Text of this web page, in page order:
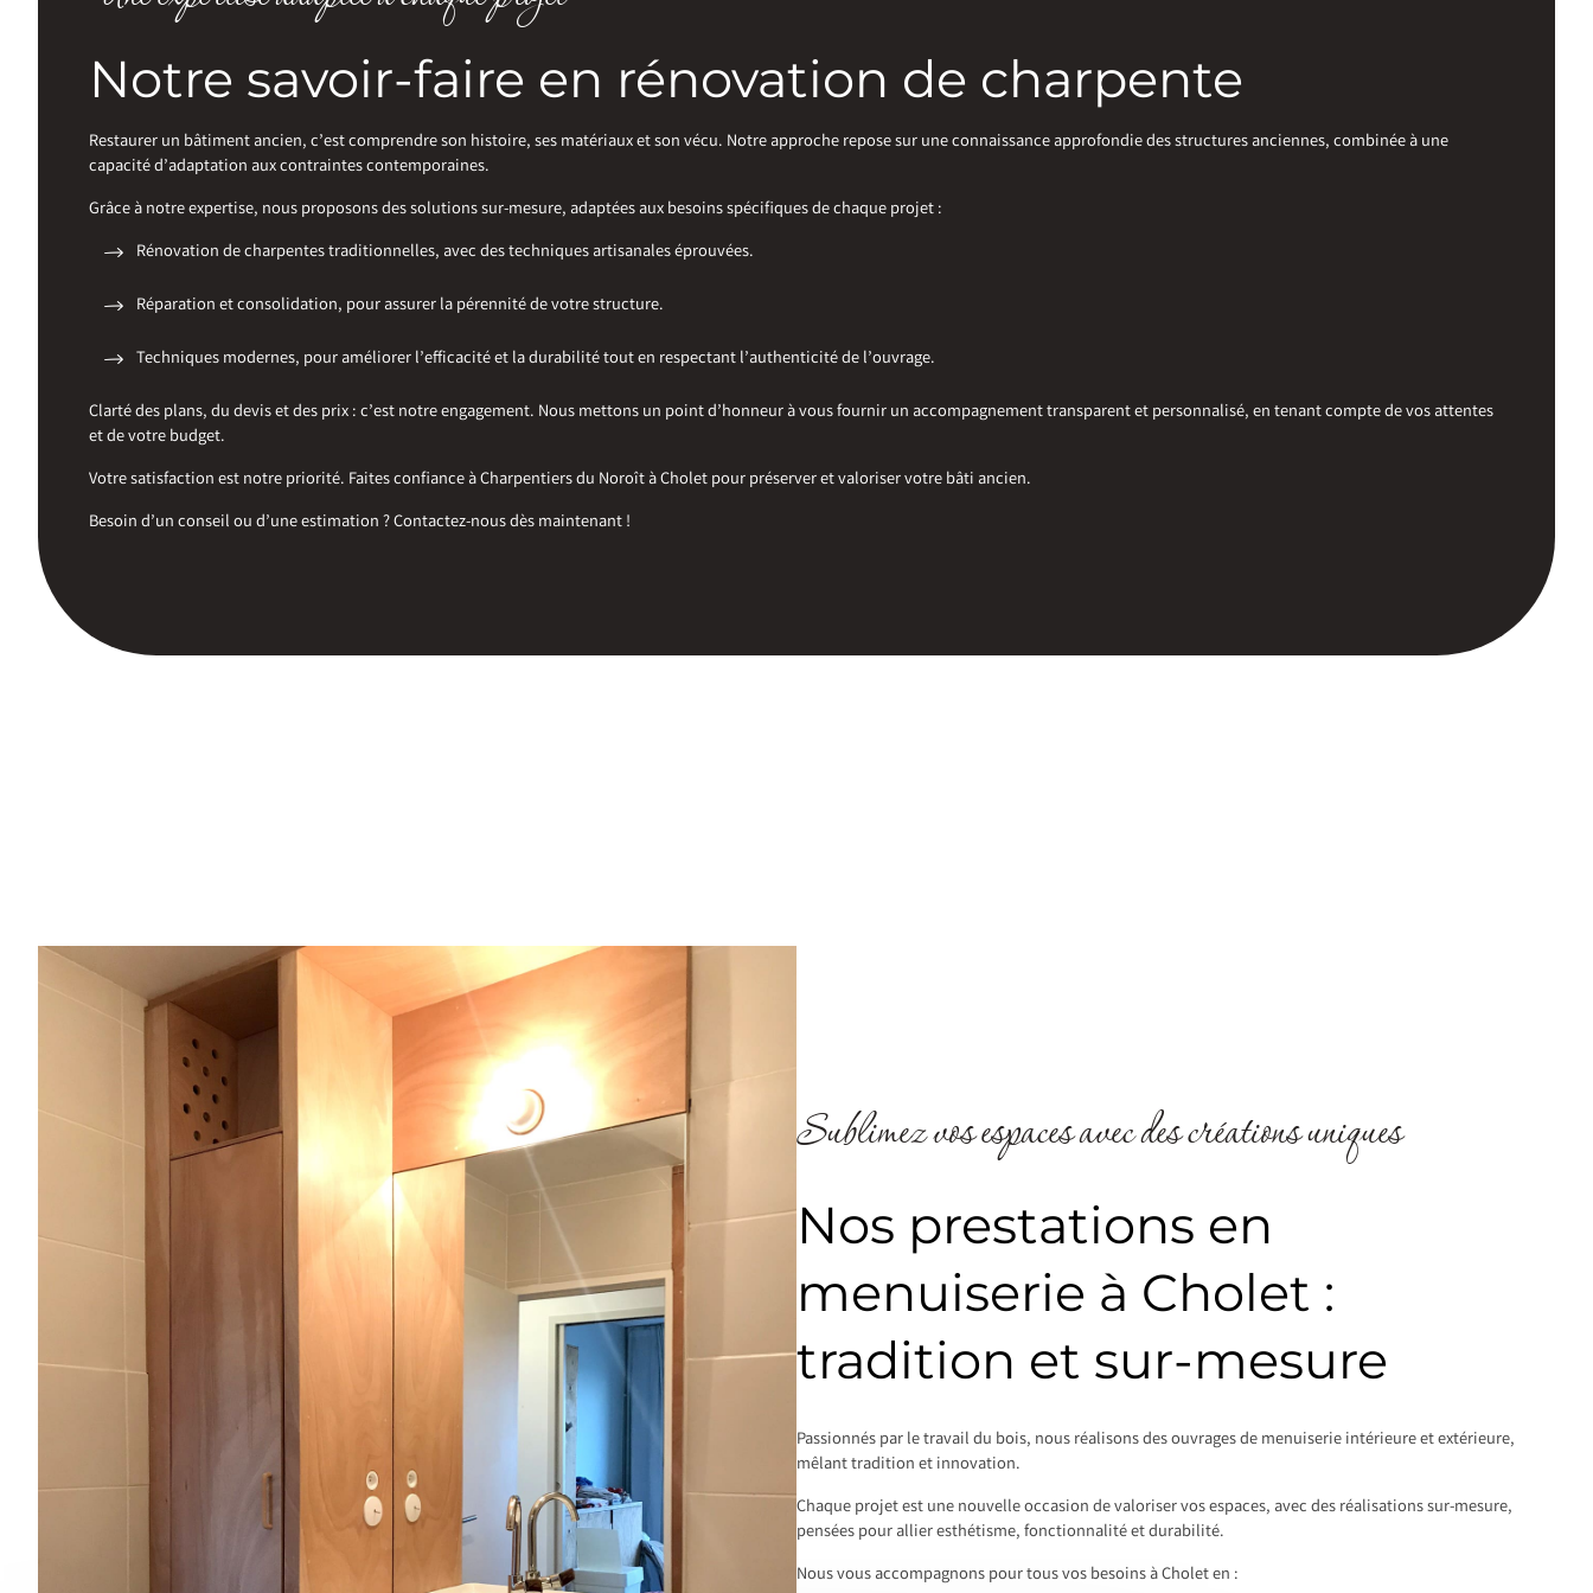
Notre savoir-faire en rénovation de charpente
Restaurer un bâtiment ancien, c’est comprendre son histoire, ses matériaux et son vécu. Notre approche repose sur une connaissance approfondie des structures anciennes, combinée à une
capacité d’adaptation aux contraintes contemporaines.
Grâce à notre expertise, nous proposons des solutions sur-mesure, adaptées aux besoins spécifiques de chaque projet :
Rénovation de charpentes traditionnelles, avec des techniques artisanales éprouvées.
Réparation et consolidation, pour assurer la pérennité de votre structure.
Techniques modernes, pour améliorer l’efficacité et la durabilité tout en respectant l’authenticité de l’ouvrage.
Clarté des plans, du devis et des prix : c’est notre engagement. Nous mettons un point d’honneur à vous fournir un accompagnement transparent et personnalisé, en tenant compte de vos attentes
et de votre budget.
Votre satisfaction est notre priorité. Faites confiance à Charpentiers du Noroît à Cholet pour préserver et valoriser votre bâti ancien.
Besoin d’un conseil ou d’une estimation ? Contactez-nous dès maintenant !
Sublimez vos espaces avec des créations uniques
Nos prestations en
menuiserie à Cholet :
tradition et sur-mesure
Passionnés par le travail du bois, nous réalisons des ouvrages de menuiserie intérieure et extérieure,
mêlant tradition et innovation.
Chaque projet est une nouvelle occasion de valoriser vos espaces, avec des réalisations sur-mesure,
pensées pour allier esthétisme, fonctionnalité et durabilité.
Nous vous accompagnons pour tous vos besoins à Cholet en :